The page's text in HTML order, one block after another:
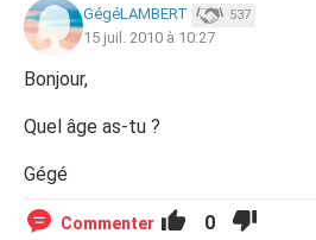
GégéLAMBERT 537
15 juil. 2010 à 10:27
Bonjour,
Quel âge as-tu ?
Gégé
Commenter 0